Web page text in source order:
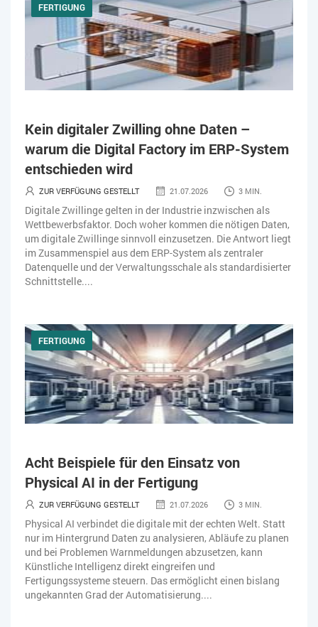
FERTIGUNG
Kein digitaler Zwilling ohne Daten –
warum die Digital Factory im ERP-System
entschieden wird
ZUR VERFÜGUNG GESTELLT 21.07.2026 3 MIN.
Digitale Zwillinge gelten in der Industrie inzwischen als
Wettbewerbsfaktor. Doch woher kommen die nötigen Daten,
um digitale Zwillinge sinnvoll einzusetzen. Die Antwort liegt
im Zusammenspiel aus dem ERP-System als zentraler
Datenquelle und der Verwaltungsschale als standardisierter
Schnittstelle....
FERTIGUNG
Acht Beispiele für den Einsatz von
Physical AI in der Fertigung ​
ZUR VERFÜGUNG GESTELLT 21.07.2026 3 MIN.
Physical AI verbindet die digitale mit der echten Welt. Statt
nur im Hintergrund Daten zu analysieren, Abläufe zu planen
und bei Problemen Warnmeldungen abzusetzen, kann
Künstliche Intelligenz direkt eingreifen und
Fertigungssysteme steuern. Das ermöglicht einen bislang
ungekannten Grad der Automatisierung....